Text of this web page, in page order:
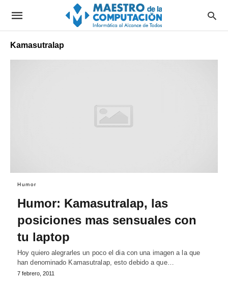
Kamasutralap
Humor
Humor: Kamasutralap, las
posiciones mas sensuales con
tu laptop
Hoy quiero alegrarles un poco el dia con una imagen a la que
han denominado Kamasutralap, esto debido a que…
7 febrero, 2011